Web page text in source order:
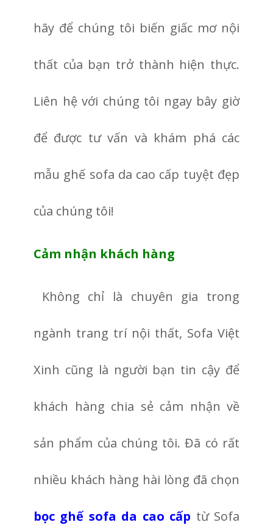
hãy để chúng tôi biến giấc mơ nội
thất của bạn trở thành hiện thực.
Liên hệ với chúng tôi ngay bây giờ
để được tư vấn và khám phá các
mẫu ghế sofa da cao cấp tuyệt đẹp
của chúng tôi!
Cảm nhận khách hàng
Không chỉ là chuyên gia trong
ngành trang trí nội thất, Sofa Việt
Xinh cũng là người bạn tin cậy để
khách hàng chia sẻ cảm nhận về
sản phẩm của chúng tôi. Đã có rất
nhiều khách hàng hài lòng đã chọn
bọc ghế sofa da cao cấp từ Sofa